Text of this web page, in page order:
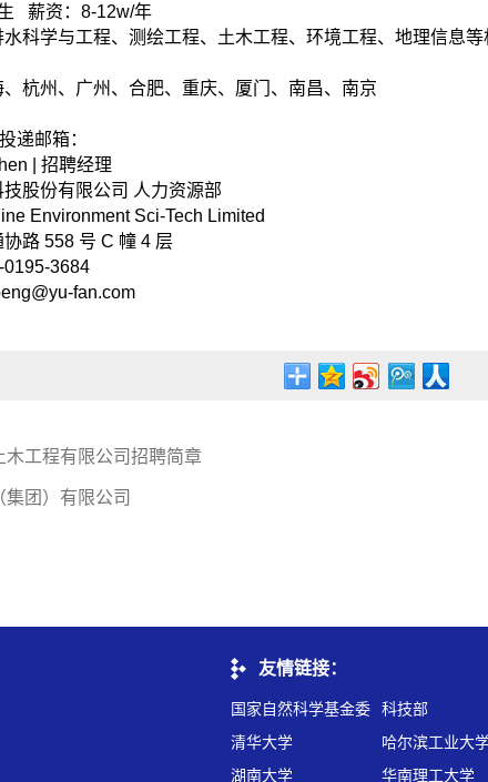
薪资：8-12w/年
科学与工程、测绘工程、土木工程、环境工程、地理信息等
杭州、广州、合肥、重庆、厦门、南昌、南京
递邮箱：
| 招聘经理
技股份有限公司 人力资源部
Environment Sci-Tech Limited
协路 558 号 C 幢 4 层
3684
fan.com
木工程有限公司招聘简章
集团）有限公司
友情链接：
国家自然科学基金委 科技部
清华大学
哈尔滨工业大
湖南大学
华南理工大学